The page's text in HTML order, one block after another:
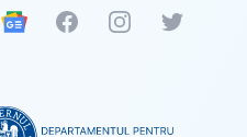
Google News
FacebookInstagramTwitter